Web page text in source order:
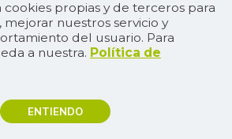
cookies propias y de terceros para
mejorar nuestros servicio y
del usuario. Para
a nuestra. Política de
ENTIENDO